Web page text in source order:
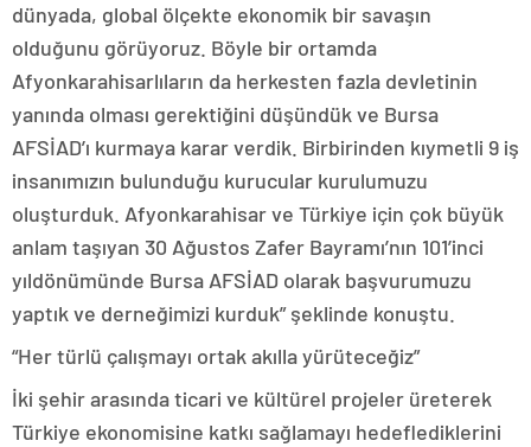
dünyada, global ölçekte ekonomik bir savaşın
olduğunu görüyoruz. Böyle bir ortamda
Afyonkarahisarlıların da herkesten fazla devletinin
yanında olması gerektiğini düşündük ve Bursa
AFSİAD’ı kurmaya karar verdik. Birbirinden kıymetli 9 iş
insanımızın bulunduğu kurucular kurulumuzu
oluşturduk. Afyonkarahisar ve Türkiye için çok büyük
anlam taşıyan 30 Ağustos Zafer Bayramı’nın 101’inci
yıldönümünde Bursa AFSİAD olarak başvurumuzu
yaptık ve derneğimizi kurduk” şeklinde konuştu.
“Her türlü çalışmayı ortak akılla yürüteceğiz”
İki şehir arasında ticari ve kültürel projeler üreterek
Türkiye ekonomisine katkı sağlamayı hedeflediklerini